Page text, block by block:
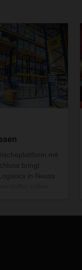
mit
bringt
in Neuss